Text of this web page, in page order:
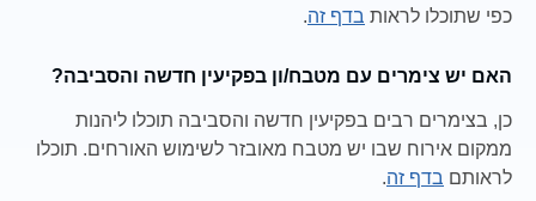
כפי שתוכלו לראות בדף זה.
האם יש צימרים עם מטבח/ון בפקיעין חדשה והסביבה?
כן, בצימרים רבים בפקיעין חדשה והסביבה תוכלו ליהנות
ממקום אירוח שבו יש מטבח מאובזר לשימוש האורחים. תוכלו
לראותם בדף זה.